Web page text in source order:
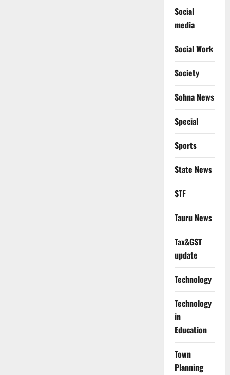
Social
media
Social Work
Society
Sohna News
Special
Sports
State News
STF
Tauru News
Tax&GST
update
Technology
Technology
in
Education
Town
Planning